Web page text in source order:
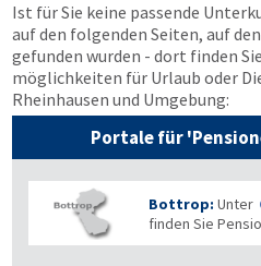
Ist für Sie keine passende
auf den folgenden Seiten, auf
gefunden wurden - dort finden
möglichkeiten für Urlaub oder
Rheinhausen und Umgebung:
Portale für
Bottrop: Unter
finden Sie